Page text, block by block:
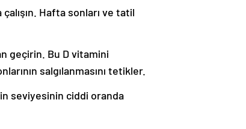
Hafta sonları ve tatil
geçirin. Bu D vitamini
salgılanmasını tetikler.
seviyesinin ciddi oranda